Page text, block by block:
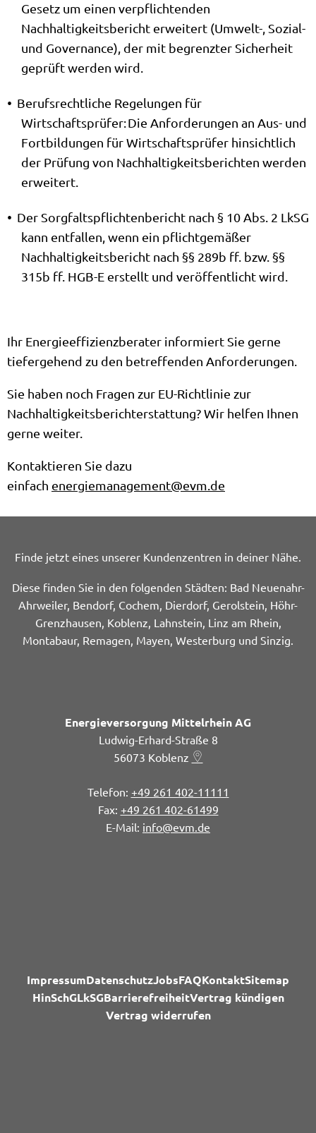
Gesetz um einen verpflichtenden
Nachhaltigkeitsbericht erweitert (Umwelt-, Sozial-
und Governance), der mit begrenzter Sicherheit
geprüft werden wird.
Berufsrechtliche Regelungen für
Wirtschaftsprüfer: Die Anforderungen an Aus- und
Fortbildungen für Wirtschaftsprüfer hinsichtlich
der Prüfung von Nachhaltigkeitsberichten werden
erweitert.
Der Sorgfaltspflichtenbericht nach § 10 Abs. 2 LkSG
kann entfallen, wenn ein pflichtgemäßer
Nachhaltigkeitsbericht nach §§ 289b ff. bzw. §§
315b ff. HGB-E erstellt und veröffentlicht wird.
Ihr Energieeffizienzberater informiert Sie gerne
tiefergehend zu den betreffenden Anforderungen.
Sie haben noch Fragen zur EU-Richtlinie zur
Nachhaltigkeitsberichterstattung? Wir helfen Ihnen
gerne weiter.
Kontaktieren Sie dazu
einfach energiemanagement@evm.de
Finde jetzt eines unserer Kundenzentren in deiner Nähe.
Diese finden Sie in den folgenden Städten: Bad Neuenahr-
Ahrweiler, Bendorf, Cochem, Dierdorf, Gerolstein, Höhr-
Grenzhausen, Koblenz, Lahnstein, Linz am Rhein,
Montabaur, Remagen, Mayen, Westerburg und Sinzig.
Energieversorgung Mittelrhein AG
Ludwig-Erhard-Straße 8
56073 Koblenz
+49 261 402-11111
+49 261 402-61499
info@evm.de
ImpressumDatenschutzJobsFAQKontaktSitemap
HinSchGLkSGBarrierefreiheitVertrag kündigen
Vertrag widerrufen